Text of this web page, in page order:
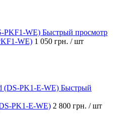
Быстрый просмотр
WE) 1 050 грн. / шт
Быстрый
PK1-E-WE) 2 800 грн. / шт